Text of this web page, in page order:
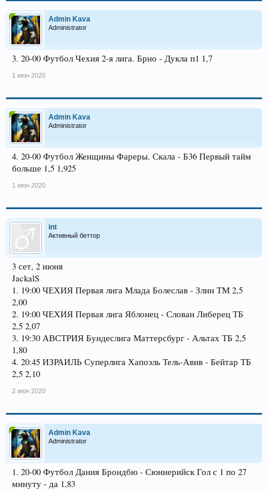
Admin Kava
Administrator
3. 20-00 Футбол Чехия 2-я лига. Брно - Дукла п1 1,7
1 июн 2020
Admin Kava
Administrator
4. 20-00 Футбол Женщины Фареры. Скала - Б36 Первый тайм
больше 1,5 1,925
1 июн 2020
int
Активный беттор
3 сет, 2 июня
JackalS
1. 19:00 ЧЕХИЯ Первая лига Млада Болеслав - Злин ТМ 2,5
2,00
2. 19:00 ЧЕХИЯ Первая лига Яблонец - Слован Либерец ТБ
2,5 2,07
3. 19:30 АВСТРИЯ Бундеслига Маттерсбург - Альтах ТБ 2,5
1,80
4. 20:45 ИЗРАИЛЬ Суперлига Хапоэль Тель-Авив - Бейтар ТБ
2,5 2,10
2 июн 2020
Admin Kava
Administrator
1. 20-00 Футбол Дания Брондбю - Сюннерийск Гол с 1 по 27
минуту - да 1,83